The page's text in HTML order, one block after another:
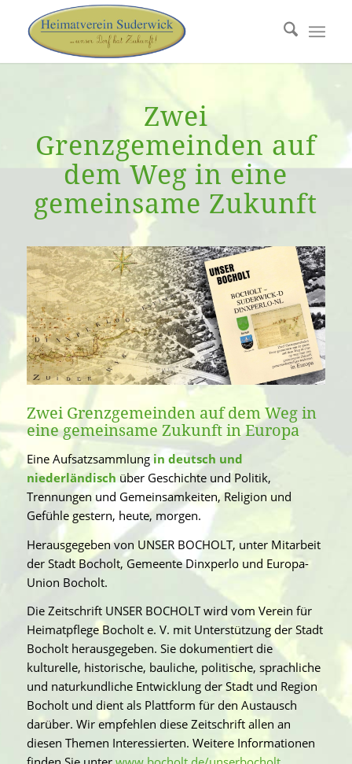
Zwei
Grenzgemeinden auf
dem Weg in eine
gemeinsame Zukunft
Zwei Grenzgemeinden auf dem Weg in
eine gemeinsame Zukunft in Europa
Eine Aufsatzsammlung in deutsch und
niederländisch über Geschichte und Politik,
Trennungen und Gemeinsamkeiten, Religion und
Gefühle gestern, heute, morgen.
Herausgegeben von UNSER BOCHOLT, unter Mitarbeit
der Stadt Bocholt, Gemeente Dinxperlo und Europa-
Union Bocholt.
Die Zeitschrift UNSER BOCHOLT wird vom Verein für
Heimatpflege Bocholt e. V. mit Unterstützung der Stadt
Bocholt herausgegeben. Sie dokumentiert die
kulturelle, historische, bauliche, politische, sprachliche
und naturkundliche Entwicklung der Stadt und Region
Bocholt und dient als Plattform für den Austausch
darüber. Wir empfehlen diese Zeitschrift allen an
diesen Themen Interessierten. Weitere Informationen